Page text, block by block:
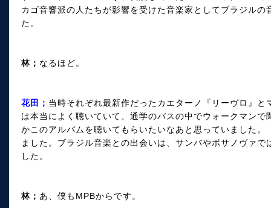
カゴ音響派の人たちが影響を受けた音楽家としてブラジル
た。
林； なるほど。
花田； 当時それぞれ最新作だったカエターノ『リーヴロ』
は本当によく聴いていて、通学のバスの中でウォークマン
かこのアルバムを聴いてもらいたいなあと思っていました
ました。ブラジル音楽との出会いは、サンバやボサノヴァ
した。
林； あ、僕もMPBからです。